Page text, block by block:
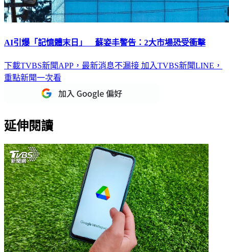
AI引爆「記憶體末日」 蘇姿丰警告：2大市場恐受衝擊
下載TVBS新聞APP，最新消息不漏接 加入TVBS新聞LINE，
重點新聞一次看
延伸閱讀